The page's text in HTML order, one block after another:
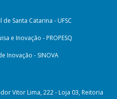
Santa Catarina - UFSC
e Inovação - PROPESQ
Inovação - SINOVA
Vitor Lima, 222 - Loja 03, Reitoria